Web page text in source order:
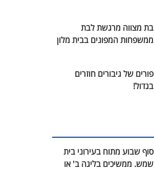
בת מצווה מרגשת לבת
ממשפחות המפונים בבית מלון
פורים של גיבורים חוזרים
בגדול!
סוף שבוע מתוח בעירוני בית
שמש. ממשיכים בליגה ב' או